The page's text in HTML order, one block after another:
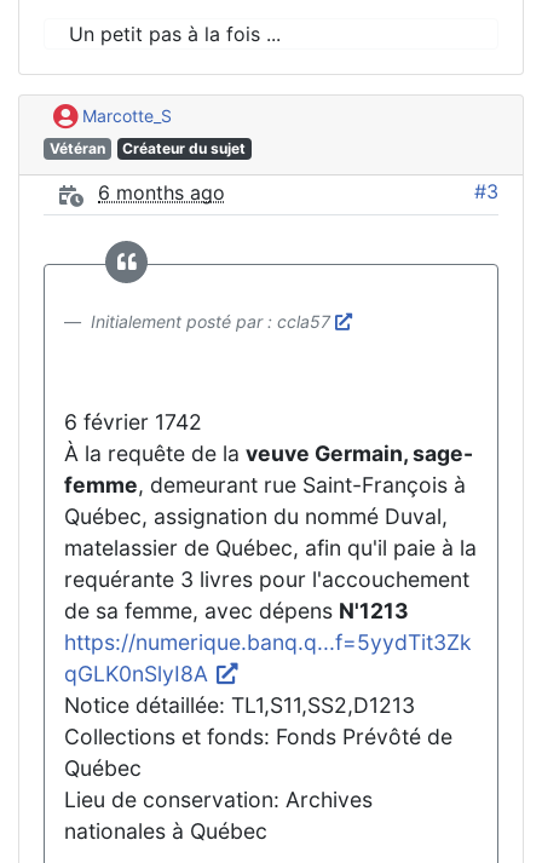
Un petit pas à la fois ...
Marcotte_S
Vétéran Créateur du sujet
6 months ago #3
Initialement posté par : ccla57
6 février 1742
À la requête de la veuve Germain, sage-
femme, demeurant rue Saint-François à
Québec, assignation du nommé Duval,
matelassier de Québec, afin qu'il paie à la
requérante 3 livres pour l'accouchement
de sa femme, avec dépens N'1213
https://numerique.banq.q...f=5yydTit3Zk
qGLK0nSlyI8A
Notice détaillée: TL1,S11,SS2,D1213
Collections et fonds: Fonds Prévôté de
Québec
Lieu de conservation: Archives
nationales à Québec